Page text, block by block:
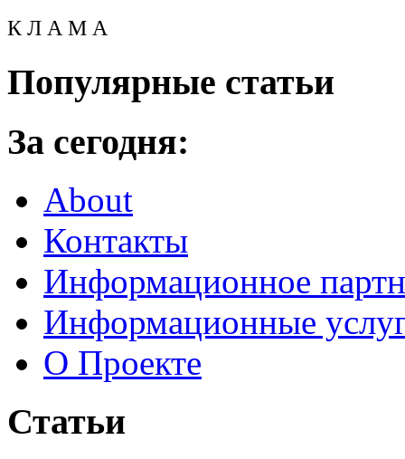
К Л А М А
Популярные статьи
За сегодня:
About
Контакты
Информационное
Информационные
О Проекте
Статьи